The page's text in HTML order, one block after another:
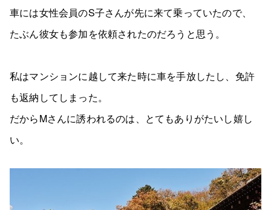
車には女性会員のS子さんが先に来て乗っていたので、
たぶん彼女も参加を依頼されたのだろうと思う。
私はマンションに越して来た時に車を手放したし、免許
も返納してしまった。
だからMさんに誘われるのは、とてもありがたいし嬉し
い。